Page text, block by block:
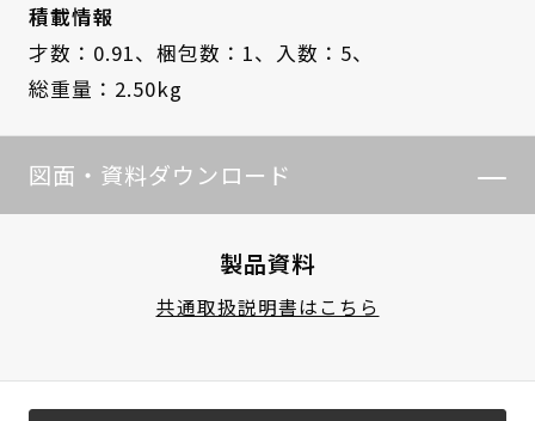
積載情報
才数：0.91、 梱包数：1、 入数：5、
総重量：2.50kg
図面・資料ダウンロード
製品資料
共通取扱説明書はこちら